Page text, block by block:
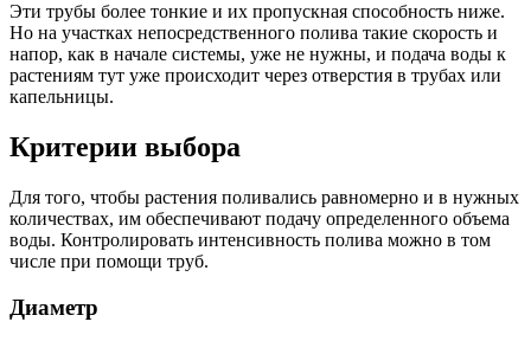
Эти трубы более тонкие и их пропускная способность ниже.
Но на участках непосредственного полива такие скорость и
напор, как в начале системы, уже не нужны, и подача воды к
растениям тут уже происходит через отверстия в трубах или
капельницы.
Критерии выбора
Для того, чтобы растения поливались равномерно и в нужных
количествах, им обеспечивают подачу определенного объема
воды. Контролировать интенсивность полива можно в том
числе при помощи труб.
Диаметр